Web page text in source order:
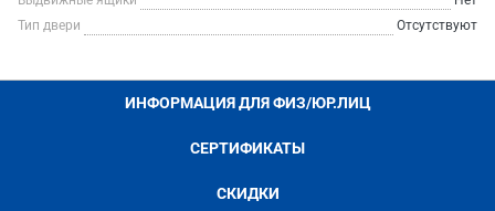
Тип двери
Отсутствуют
ИНФОРМАЦИЯ ДЛЯ ФИЗ/ЮР.ЛИЦ
СЕРТИФИКАТЫ
СКИДКИ